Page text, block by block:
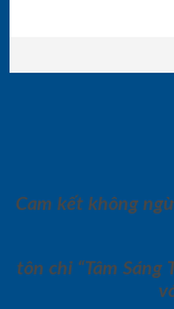
Cam kết không
tôn chỉ “Tâm Sáng